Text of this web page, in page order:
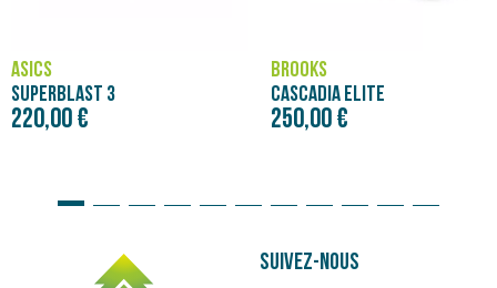
ASICS
SUPERBLAST 3
220,00 €
BROOKS
CASCADIA ELITE
250,00 €
Suivez-nous